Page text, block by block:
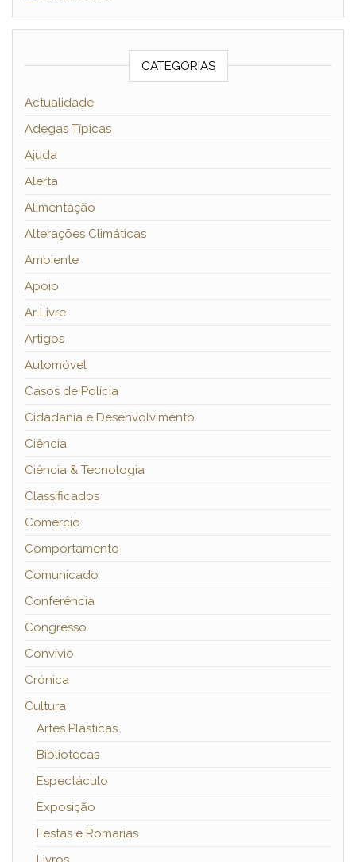
CATEGORIAS
Actualidade
Adegas Típicas
Ajuda
Alerta
Alimentação
Alterações Climáticas
Ambiente
Apoio
Ar Livre
Artigos
Automóvel
Casos de Polícia
Cidadania e Desenvolvimento
Ciência
Ciência & Tecnologia
Classificados
Comércio
Comportamento
Comunicado
Conferência
Congresso
Convívio
Crónica
Cultura
Artes Plásticas
Bibliotecas
Espectáculo
Exposição
Festas e Romarias